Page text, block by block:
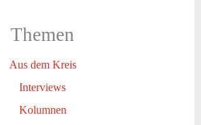
Themen
Aus dem Kreis
Interviews
Kolumnen